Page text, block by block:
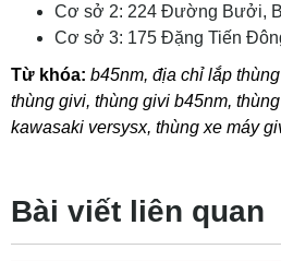
Cơ sở 2: 224 Đường Bưởi,
Cơ sở 3: 175 Đặng Tiến
Từ khóa: b45nm, địa chỉ lắp
thùng givi, thùng givi b45nm,
kawasaki versysx, thùng xe máy
Bài viết liên quan